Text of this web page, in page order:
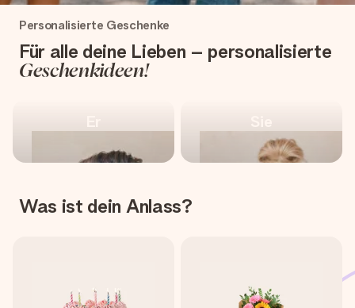
Schulstart: Ihr ganz
persönliches Abenteuer
Personalisierte Geschenke
Für alle deine Lieben – personalisierte
Geschenkideen!
Was ist dein Anlass?